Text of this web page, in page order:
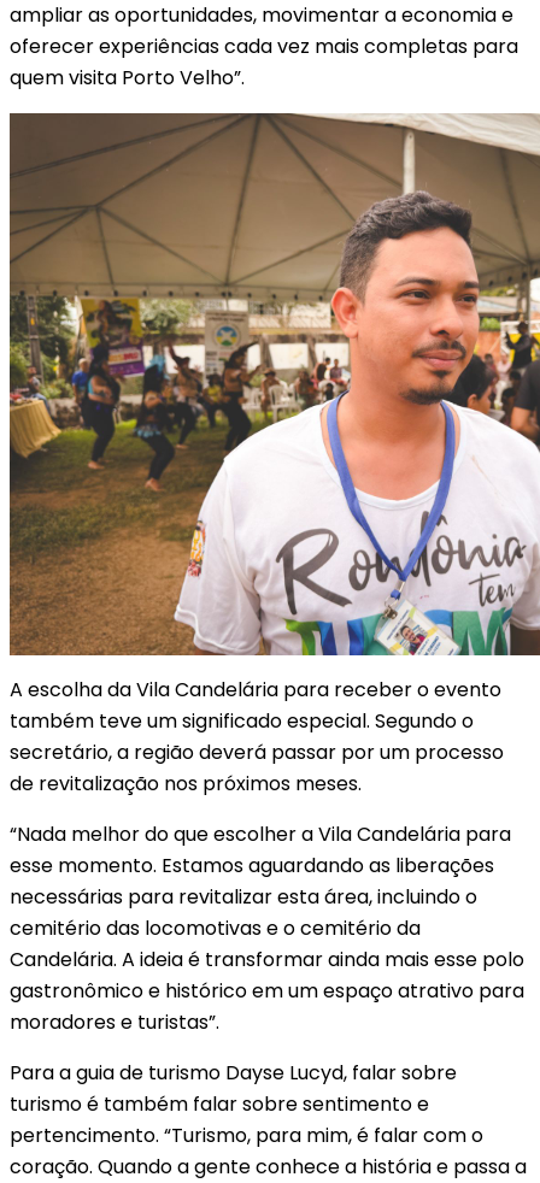
ampliar as oportunidades, movimentar a economia e
oferecer experiências cada vez mais completas para
quem visita Porto Velho”.
A escolha da Vila Candelária para receber o evento
também teve um significado especial. Segundo o
secretário, a região deverá passar por um processo
de revitalização nos próximos meses.
“Nada melhor do que escolher a Vila Candelária para
esse momento. Estamos aguardando as liberações
necessárias para revitalizar esta área, incluindo o
cemitério das locomotivas e o cemitério da
Candelária. A ideia é transformar ainda mais esse polo
gastronômico e histórico em um espaço atrativo para
moradores e turistas”.
Para a guia de turismo Dayse Lucyd, falar sobre
turismo é também falar sobre sentimento e
pertencimento. “Turismo, para mim, é falar com o
coração. Quando a gente conhece a história e passa a